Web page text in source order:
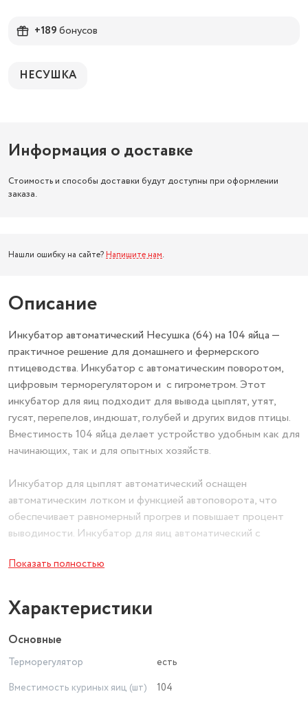
+189бонусов
НЕСУШКА
Информация о доставке
Стоимость и способы доставки будут доступны при оформлении
заказа.
Нашли ошибку на сайте? Напишите нам.
Описание
Инкубатор автоматический Несушка (64) на 104 яйца —
практичное решение для домашнего и фермерского
птицеводства. Инкубатор с автоматическим поворотом,
цифровым терморегулятором и с гигрометром. Этот
инкубатор для яиц подходит для вывода цыплят, утят,
гусят, перепелов, индюшат, голубей и других видов птицы.
Вместимость 104 яйца делает устройство удобным как для
начинающих, так и для опытных хозяйств.
Инкубатор для цыплят автоматический оснащен
автоматическим лотком и функцией автоповорота, что
обеспечивает равномерный прогрев и повышает процент
выводимости. Инкубатор для яиц автоматический с
благодаря цифровому контроллеру, создавая оптимальные
Инкубатор несушка работает от сети 220В и
поддерживает питание 12В, что гарантирует стабильную
позволяют минимизировать ручной контроль и сделать
процесс инкубации максимально простым. Надежный
Показать полностью
Характеристики
Основные
Терморегулятор
есть
Вместимость куриных яиц (шт)
104